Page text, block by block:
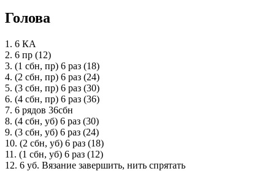
Голова
1. 6 КА
2. 6 пр (12)
3. (1 сбн, пр) 6 раз (18)
4. (2 сбн, пр) 6 раз (24)
5. (3 сбн, пр) 6 раз (30)
6. (4 сбн, пр) 6 раз (36)
7. 6 рядов 36сбн
8. (4 сбн, уб) 6 раз (30)
9. (3 сбн, уб) 6 раз (24)
10. (2 сбн, уб) 6 раз (18)
11. (1 сбн, уб) 6 раз (12)
12. 6 уб. Вязание завершить, нить спрятать